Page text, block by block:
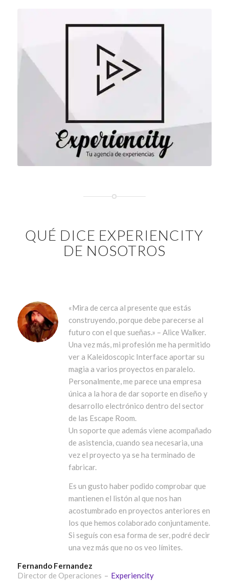
QUÉ DICE EXPERIENCITY
DE NOSOTROS
«Mira de cerca al presente que estás
construyendo, porque debe parecerse al
futuro con el que sueñas.» – Alice Walker.
Una vez más, mi profesión me ha permitido
ver a Kaleidoscopic Interface aportar su
magia a varios proyectos en paralelo.
Personalmente, me parece una empresa
única a la hora de dar soporte en diseño y
desarrollo electrónico dentro del sector
de las Escape Room.
Un soporte que además viene acompañado
de asistencia, cuando sea necesaria, una
vez el proyecto ya se ha terminado de
fabricar.
Es un gusto haber podido comprobar que
mantienen el listón al que nos han
acostumbrado en proyectos anteriores en
los que hemos colaborado conjuntamente.
Si seguís con esa forma de ser, podré decir
una vez más que no os veo límites.
Fernando Fernandez
Director de Operaciones – Experiencity